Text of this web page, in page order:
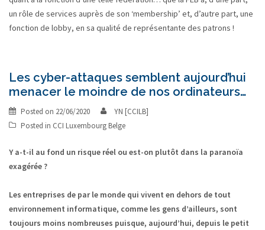
un rôle de services auprès de son ‘membership’ et, d’autre part, une
fonction de lobby, en sa qualité de représentante des patrons !
Les cyber-attaques semblent aujourd’hui
menacer le moindre de nos ordinateurs…
Posted on 22/06/2020
YN [CCILB]
Posted in CCI Luxembourg Belge
Y a-t-il au fond un risque réel ou est-on plutôt dans la paranoïa
exagérée ?
Les entreprises de par le monde qui vivent en dehors de tout
environnement informatique, comme les gens d’ailleurs, sont
toujours moins nombreuses puisque, aujourd’hui, depuis le petit